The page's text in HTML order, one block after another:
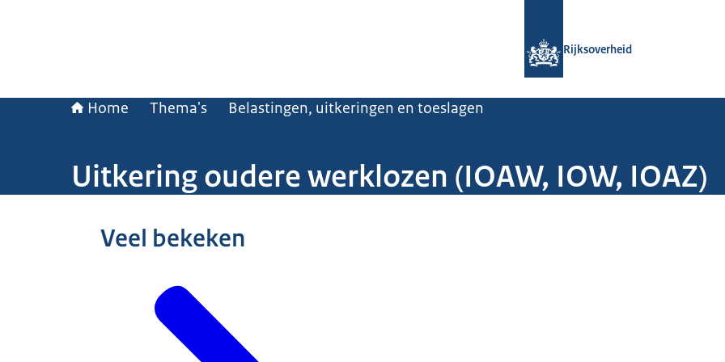
Rijksoverheid
Home Thema's Belastingen, uitkeringen en toeslagen
Uitkering oudere werklozen (IOAW, IOW, IOAZ)
Veel bekeken